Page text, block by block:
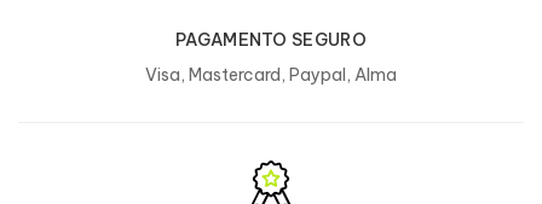
abrigo do calor e da luz, bem fechado, na
sua embalagem original.
Produzido numa fábrica que processa
PAGAMENTO SEGURO
Visa, Mastercard, Paypal, Alma